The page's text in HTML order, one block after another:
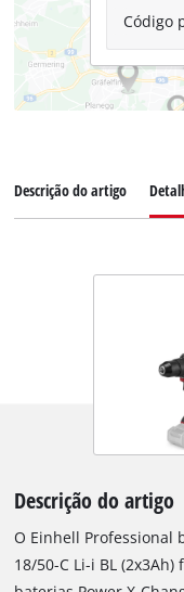
Código
Descrição do artigo
Descrição do artigo
O Einhell Professional
18/50-C Li-i BL